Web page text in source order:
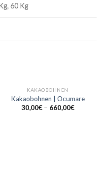
60 Kg
KAKAOBOHNEN
Kakaobohnen | Ocumare
30,00€– 660,00€